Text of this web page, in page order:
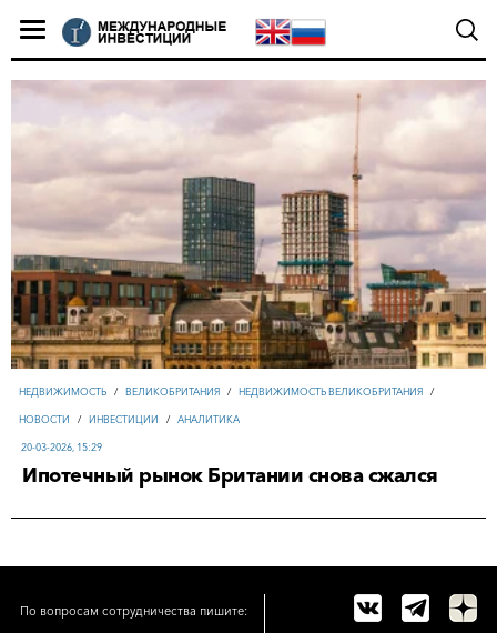
НЕДВИЖИМОСТЬ / ВЕЛИКОБРИТАНИЯ / НЕДВИЖИМОСТЬ ВЕЛИКОБРИТАНИЯ /
НОВОСТИ / ИНВЕСТИЦИИ / АНАЛИТИКА
20-03-2026, 15:29
Ипотечный рынок Британии снова сжался
По вопросам сотрудничества пишите: